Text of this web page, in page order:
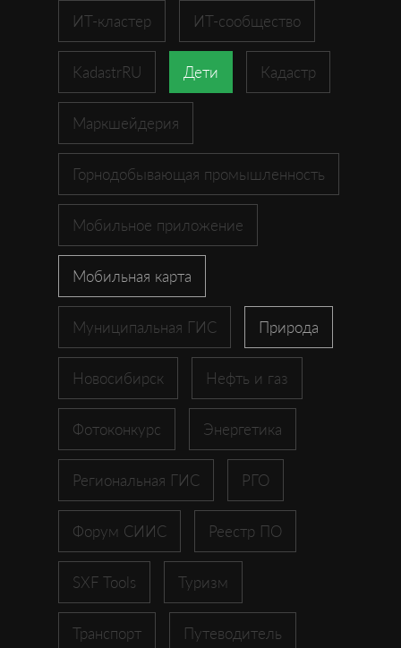
ИТ-кластер ИТ-сообщество
KadastrRU Дети Кадастр
Маркшейдерия
Горнодобывающая промышленность
Мобильное приложение
Мобильная карта
Муниципальная ГИС Природа
Новосибирск Нефть и газ
Фотоконкурс Энергетика
Региональная ГИС РГО
Форум СИИС Реестр ПО
SXF Tools Туризм
Транспорт Путеводитель